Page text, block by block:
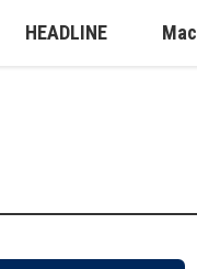
HEADLINE Mac